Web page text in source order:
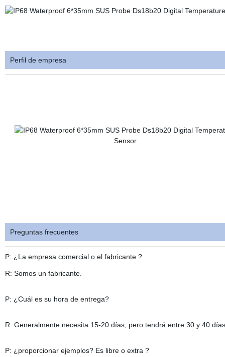
Perfil de empresa
Preguntas frecuentes
P: ¿La empresa comercial o el fabricante ?
R: Somosun fabricante.
P: ¿Cuál es su hora de entrega?
R. Generalmente necesita 15-20 días, pero tendrá entre 30 y 40
P: ¿proporcionar ejemplos? Es libre o extra ?